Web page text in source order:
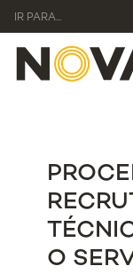
IR PARA...
O